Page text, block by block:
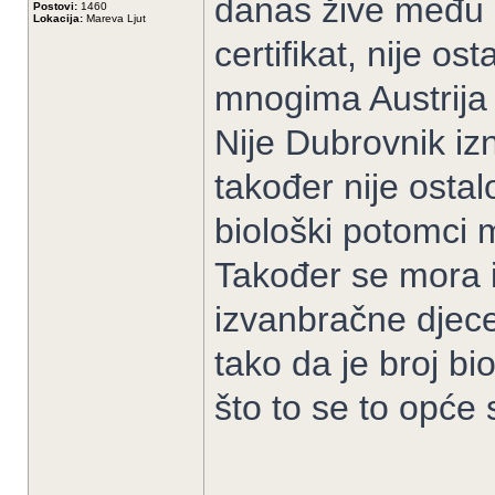
Postovi: 1460
Lokacija: Mareva Ljut
danas žive
certifikat, nije
mnogima
Nije Dubrovnik
također nije
biološki potomci
Također se
izvanbračne
tako da je broj
što to se to opće